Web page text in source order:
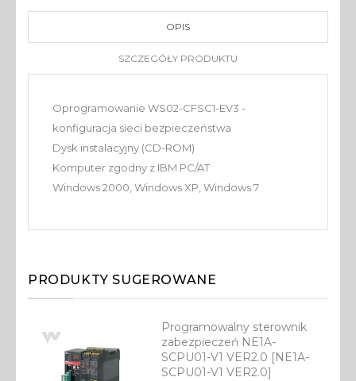
OPIS
SZCZEGÓŁY PRODUKTU
Oprogramowanie WS02-CFSC1-EV3 -
konfiguracja sieci bezpieczeństwa
Dysk instalacyjny (CD-ROM)
Komputer zgodny z IBM PC/AT
Windows 2000, Windows XP, Windows 7
PRODUKTY SUGEROWANE
Programowalny sterownik
zabezpieczeń NE1A-
SCPU01-V1 VER2.0 [NE1A-
SCPU01-V1 VER2.0]